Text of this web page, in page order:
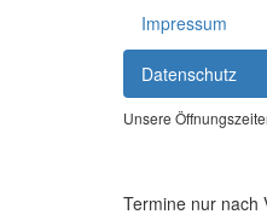
Impressum
Datenschutz
Unsere
Termine nur nach